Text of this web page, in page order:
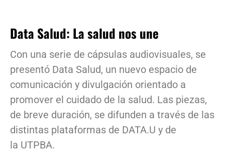
Data Salud: La salud nos une
Con una serie de cápsulas audiovisuales, se
presentó Data Salud, un nuevo espacio de
comunicación y divulgación orientado a
promover el cuidado de la salud. Las piezas,
de breve duración, se difunden a través de las
distintas plataformas de DATA.U y de
la UTPBA.